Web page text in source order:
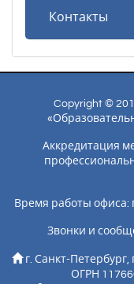
Контакты
Copyright ©
Аккредитация
Время работы офиса:
Звонки и
г. Санкт-
ОГРН